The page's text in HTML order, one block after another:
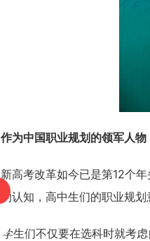
作为中国职业规划的领军人物
新高考改革如今已是第12个
的认知，高中生们的职业规划
学生们不仅要在选科时就考